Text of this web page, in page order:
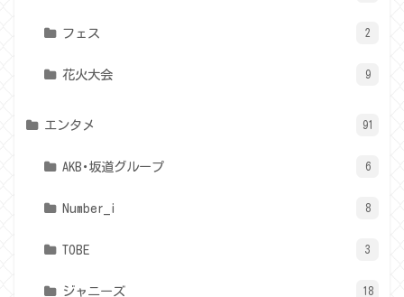
フェス 2
花火大会 9
エンタメ 91
AKB･坂道グループ 6
Number_i 8
TOBE 3
ジャニーズ 18